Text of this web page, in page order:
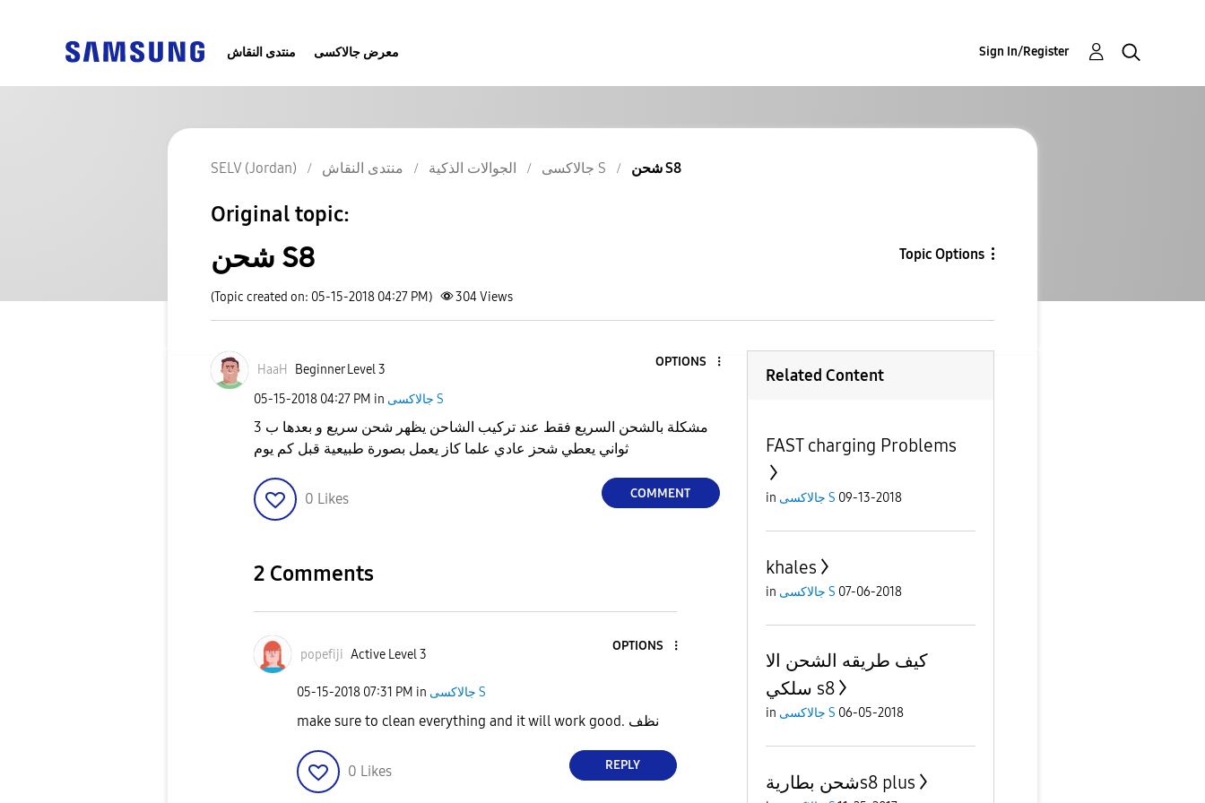
منتدى النقاش معرض جالاكسى Sign In/Register
SELV (Jordan) منتدى النقاش الجوالات الذكية جالاكسى S شحن S8
Original topic:
شحن S8 Topic Options
(Topic created on: 05-15-2018 04:27 PM) 304Views
HaaH Beginner Level 3
OPTIONS
‎05-15-2018 04:27 PM in جالاكسى S
مشكلة بالشحن السريع فقط عند تركيب الشاحن يظهر شحن سريع و بعدها ب 3
ثواني يعطي شحز عادي علما كاز يعمل بصورة طبيعية قبل كم يوم
0 Likes COMMENT
2 Comments
popefiji Active Level 3
OPTIONS
‎05-15-2018 07:31 PM in جالاكسى S
make sure to clean everything and it will work good. نظف
0 Likes REPLY
Related Content
FAST charging Problems
in جالاكسى S 09-13-2018
khales
in جالاكسى S 07-06-2018
كيف طريقه الشحن الا
سلكي s8
in جالاكسى S 06-05-2018
شحن بطاريةs8 plus